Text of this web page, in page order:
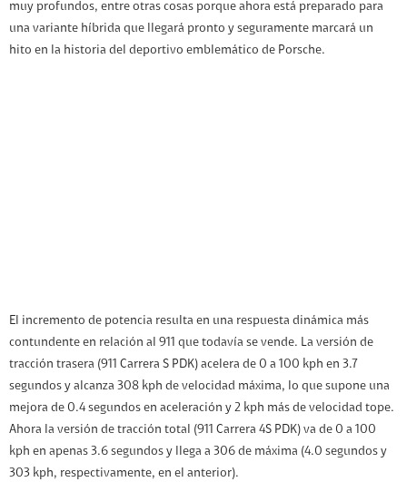
muy profundos, entre otras cosas porque ahora está preparado para
una variante híbrida que llegará pronto y seguramente marcará un
hito en la historia del deportivo emblemático de Porsche.
El incremento de potencia resulta en una respuesta dinámica más
contundente en relación al 911 que todavía se vende. La versión de
tracción trasera (911 Carrera S PDK) acelera de 0 a 100 kph en 3.7
segundos y alcanza 308 kph de velocidad máxima, lo que supone una
mejora de 0.4 segundos en aceleración y 2 kph más de velocidad tope.
Ahora la versión de tracción total (911 Carrera 4S PDK) va de 0 a 100
kph en apenas 3.6 segundos y llega a 306 de máxima (4.0 segundos y
303 kph, respectivamente, en el anterior).